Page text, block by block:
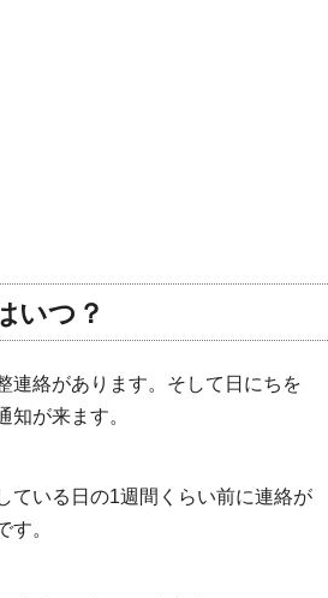
いつ？
連絡があります。そして日にちを
知が来ます。
ている日の1週間くらい前に連絡が
す。